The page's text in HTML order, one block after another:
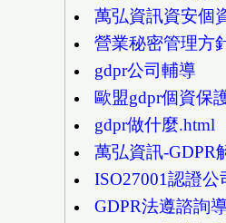
萬弘資訊資安個
營業秘密管理方
gdpr公司輔導
歐盟gdpr個資保
gdpr做什麼.html
萬弘資訊-GDPR
ISO27001認證公
GDPR法遵諮詢